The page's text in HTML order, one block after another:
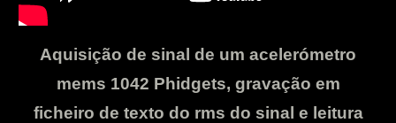
Aquisição de sinal de um acelerómetro
mems 1042 Phidgets, gravação em
ficheiro de texto do rms do sinal e leitura